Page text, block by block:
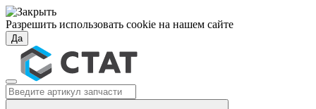
Разрешить использовать cookie на нашем сайте
Да